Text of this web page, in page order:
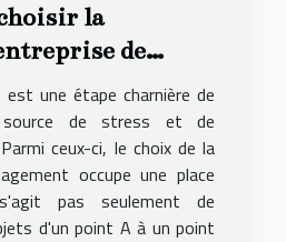
la
de
pour un
fiable et
est une étape charnière de
de stress et de
ceux-ci, le choix de la
occupe une place
pas seulement de
d'un point A à un point